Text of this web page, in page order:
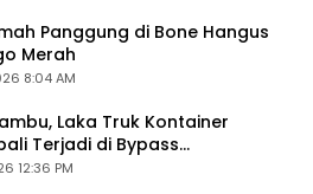
Panggung di Bone Hangus
Merah
8:04 AM
Laka Truk Kontainer
Terjadi di Bypass
12:36 PM